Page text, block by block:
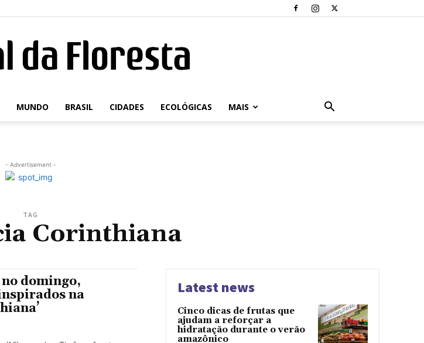
Portal
MUNDO BRASIL CIDADES ECOLÓGICAS MAIS
- Advertisement -
TAG
Corinthiana
domingo,
na
Latest news
Cinco dicas de frutas que
ajudam a reforçar a
hidratação durante o verão
amazônico